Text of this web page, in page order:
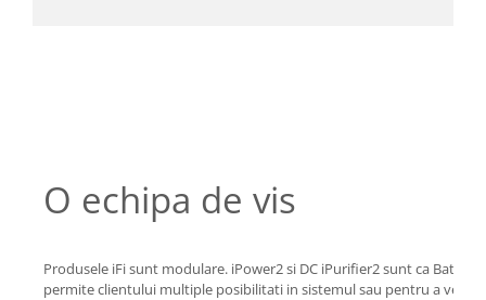
O echipa de vis
Produsele iFi sunt modulare. iPower2 si DC iPurifier2 sunt ca
permite clientului multiple posibilitati in sistemul sau pentru a